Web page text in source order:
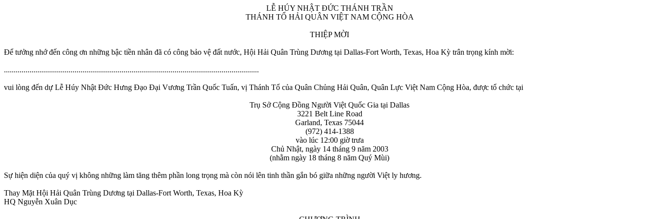
LỄ HÚY NHẬT ÐỨC THÁNH TRẦN
THÁNH TỔ HẢI QUÂN VIỆT NAM CỘNG HÒA
THIỆP MỜI
Ðể tưởng nhớ đến công ơn những bậc tiền nhân đã có công bảo vệ đất nước, Hội Hải Quân Trùng Dương tại Dallas-Fort Worth, Texas, Hoa Kỳ trân trọng kính mời:
..................................................................................................................................
vui lòng đến dự Lễ Húy Nhật Ðức Hưng Ðạo Ðại Vương Trần Quốc Tuấn, vị Thánh Tổ của Quân Chủng Hải Quân, Quân Lực Việt Nam Cộng Hòa, được tổ chức tại
Trụ Sở Cộng Ðồng Người Việt Quốc Gia tại Dallas
3221 Belt Line Road
Garland, Texas 75044
(972) 414-1388
vào lúc 12:00 giờ trưa
Chủ Nhật, ngày 14 tháng 9 năm 2003
(nhằm ngày 18 tháng 8 năm Quý Mùi)
Sự hiện diện của quý vị không những làm tăng thêm phần long trọng mà còn nói lên tinh thần gắn bó giữa những người Việt ly hương.
Thay Mặt Hội Hải Quân Trùng Dương tại Dallas-Fort Worth, Texas, Hoa Kỳ
HQ Nguyễn Xuân Dục